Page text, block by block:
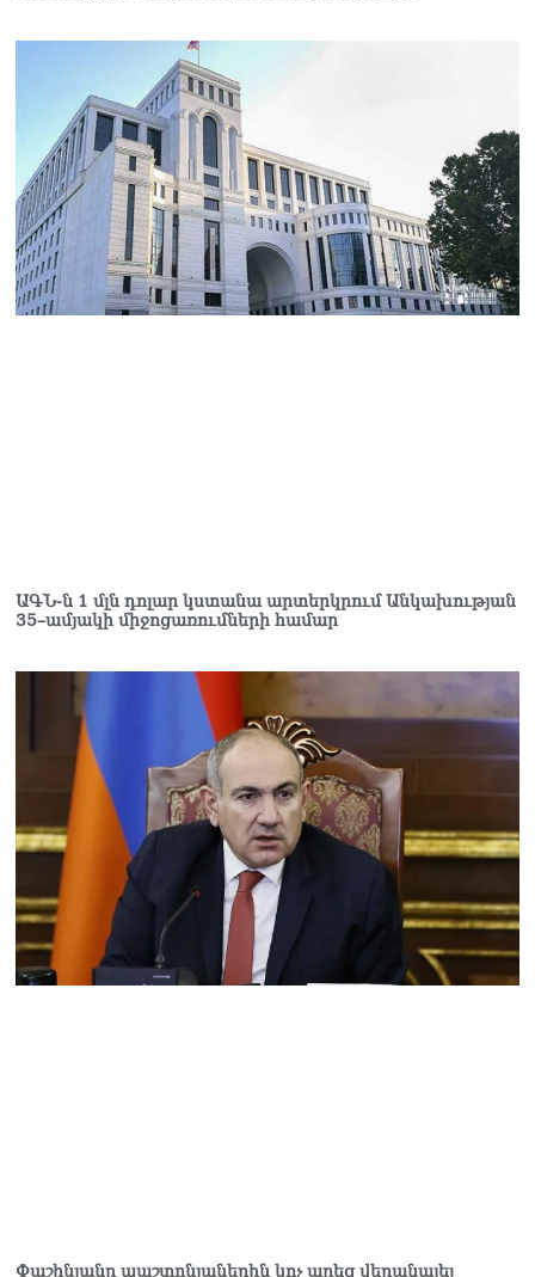
ԱԳՆ-ն 1 մլն դոլար կստանա արտերկրում Անկախության
35–ամյակի միջոցառումների համար
Փաշինյանը պաշտոնյաներին կոչ արեց վերանայել